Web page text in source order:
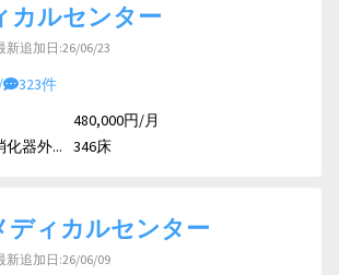
カルセンター
追加日:26/06/23
323件
器外...
480,000円/月
346床
ディカルセンター
追加日:26/06/09